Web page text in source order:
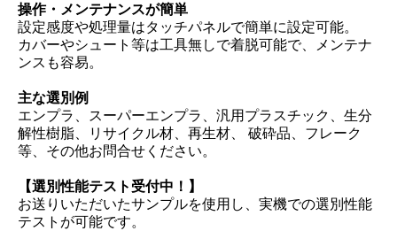
操作・メンテナンスが簡単
設定感度や処理量はタッチパネルで簡単に設定可能。
カバーやシュート等は工具無しで着脱可能で、メンテナ
ンスも容易。
主な選別例
エンプラ、スーパーエンプラ、汎用プラスチック、生分
解性樹脂、リサイクル材、再生材、 破砕品、フレーク
等、その他お問合せください。
【選別性能テスト受付中！】
お送りいただいたサンプルを使用し、実機での選別性能
テストが可能です。